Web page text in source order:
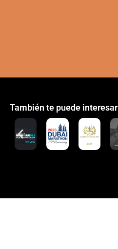
También te puede interesar